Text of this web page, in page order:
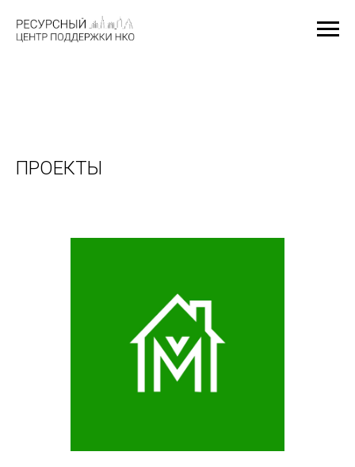
ПРОЕКТЫ